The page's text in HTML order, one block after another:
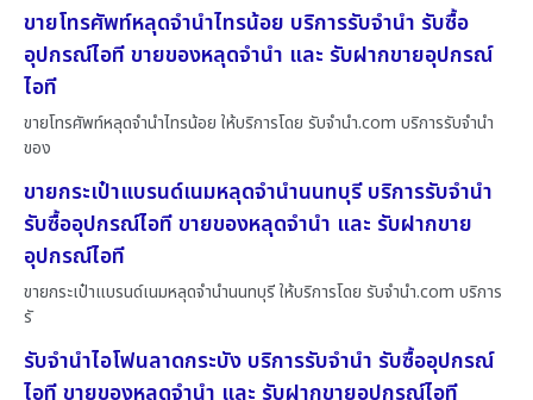
ขายโทรศัพท์หลุดจำนำไทรน้อย บริการรับจำนำ รับซื้อ
อุปกรณ์ไอที ขายของหลุดจำนำ และ รับฝากขายอุปกรณ์
ไอที
ขายโทรศัพท์หลุดจำนำไทรน้อย ให้บริการโดย รับจํานํา.com บริการรับจำนำ
ของ
ขายกระเป๋าแบรนด์เนมหลุดจำนำนนทบุรี บริการรับจำนำ
รับซื้ออุปกรณ์ไอที ขายของหลุดจำนำ และ รับฝากขาย
อุปกรณ์ไอที
ขายกระเป๋าแบรนด์เนมหลุดจำนำนนทบุรี ให้บริการโดย รับจํานํา.com บริการ
รั
รับจำนำไอโฟนลาดกระบัง บริการรับจำนำ รับซื้ออุปกรณ์
ไอที ขายของหลุดจำนำ และ รับฝากขายอุปกรณ์ไอที